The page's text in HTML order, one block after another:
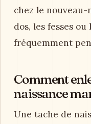
chez le
dos, les fesses ou
fréquemment
Comment
naissance
Une tache de